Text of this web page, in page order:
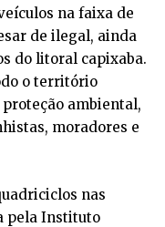
na faixa de
de ilegal, ainda
do litoral capixaba.
o território
ambiental,
moradores e
nas
pela Instituto